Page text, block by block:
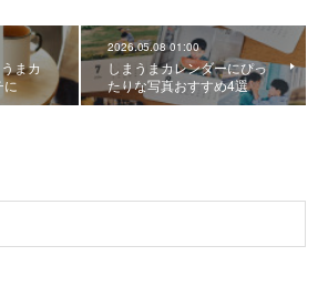
まカ
に
2026.05.08 01:00
しまうまカレンダーにぴっ
たりな写真おすすめ4選